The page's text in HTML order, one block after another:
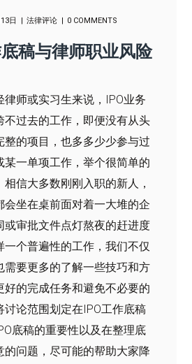
日 法律评论 0 COMMENTS
稿与律师职业风险
律师或实习生来说，IPO业务
不过去的工作，即便没有从头
整的项目，也多多少少参与过
某一单项工作，举个很简单的
信大多数刚刚入职的新人，
会坐在桌前面对着一大堆的企
或审批文件点灯熬夜的赶进度
一个普遍性的工作，我们不仅
需要更多的了解一些技巧和方
好的完成任务和避免不必要的
讨论范围划定在IPO工作底稿
底稿的重要性以及在整理底
的问题，尽可能的帮助大家降